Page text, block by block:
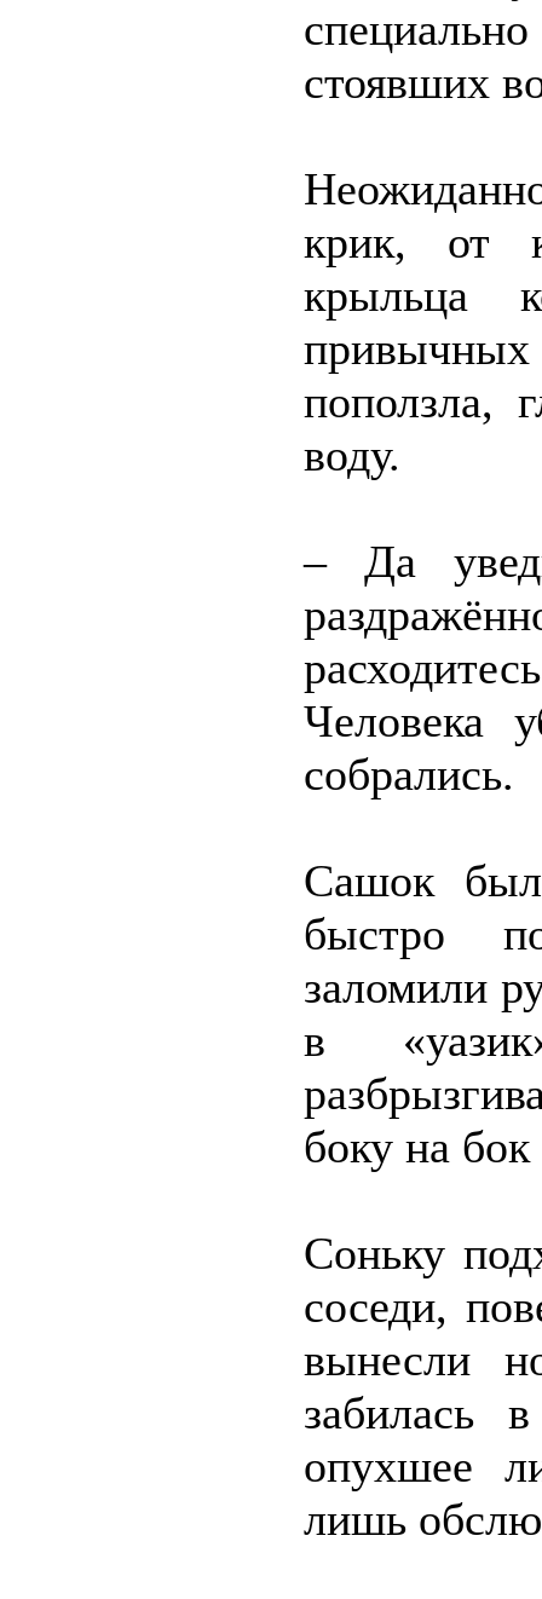
стоявших
крик, от
крыльца
поползла,
воду.
– Да
Человека
собрались.
Сашок
быстро
заломили
в
боку на
Соньку
соседи,
вынесли
забилась
опухшее
лишь